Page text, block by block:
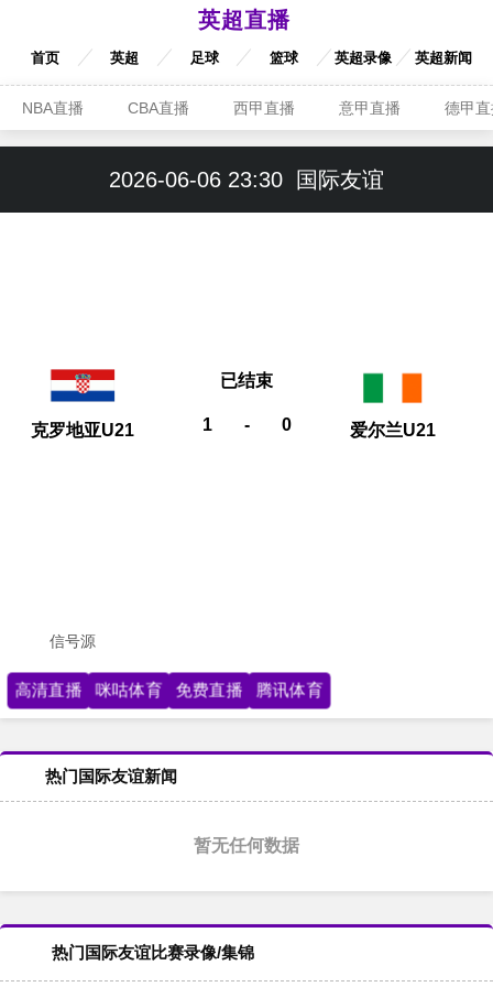
英超直播
首页 英超 足球 篮球 英超录像 英超新闻
NBA直播 CBA直播 西甲直播 意甲直播 德甲
2026-06-06 23:30 国际友谊
克罗地亚U21 1 - 0
已结束
爱尔兰U21
信号源
高清直播 咪咕体育 免费直播 腾讯体育
热门国际友谊新闻
暂无任何数据
热门国际友谊比赛录像/集锦